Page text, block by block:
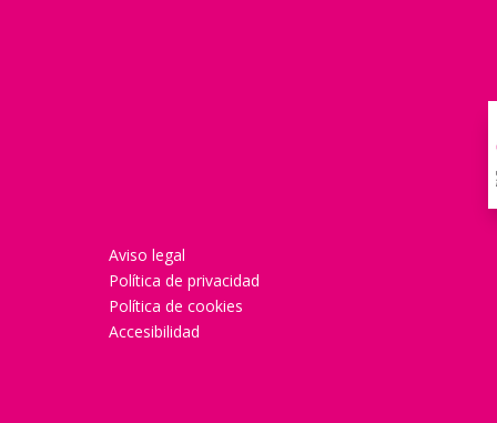
Aviso legal
Política de privacidad
Política de cookies
Accesibilidad